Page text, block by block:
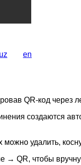
uz en
QR-код
создаются
удалить,
чтобы